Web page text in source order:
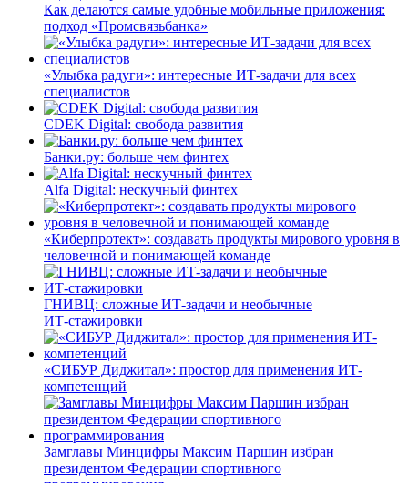
Как делаются самые удобные мобильные приложения:
подход «Промсвязьбанка»
«Улыбка радуги»: интересные ИТ-задачи для всех
специалистов
CDEK Digital: свобода развития
Банки.ру: больше чем финтех
Alfa Digital: нескучный финтех
«Киберпротект»: создавать продукты мирового уровня в
человечной и понимающей команде
ГНИВЦ: сложные ИТ‑задачи и необычные
ИТ‑стажировки
«СИБУР Диджитал»: простор для применения ИТ-
компетенций
Замглавы Минцифры Максим Паршин избран
президентом Федерации спортивного